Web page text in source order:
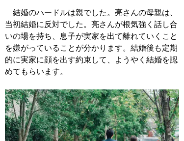
結婚のハードルは親でした。亮さんの母親は、
当初結婚に反対でした。亮さんが根気強く話し合
いの場を持ち、息子が実家を出て離れていくこと
を嫌がっていることが分かります。結婚後も定期
的に実家に顔を出す約束して、ようやく結婚を認
めてもらいます。